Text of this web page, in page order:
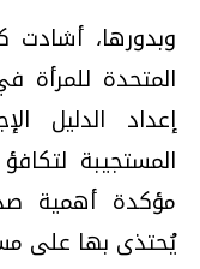
وبدورها، أشادت
المتحدة للمرأة
إعداد الدليل
المستجيبة
مؤكدة أهمية
يُحتذى بها على